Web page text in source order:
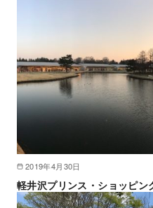
2019年4月30日
軽井沢プリンス・ショッピン